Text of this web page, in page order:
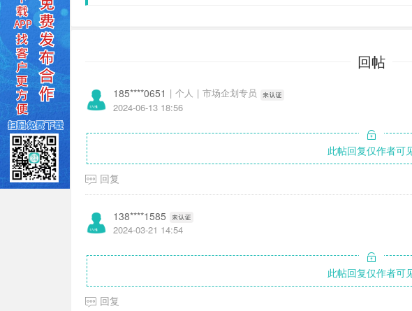
回帖
185****0651 | 个人 | 市场企划专员
2024-06-13 18:56
此帖回复仅作者可
回复
138****1585
2024-03-21 14:54
此帖回复仅作者可
回复